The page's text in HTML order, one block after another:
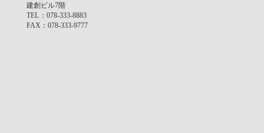
建創ビル7階
TEL ：078-333-8883
FAX ：078-333-9777